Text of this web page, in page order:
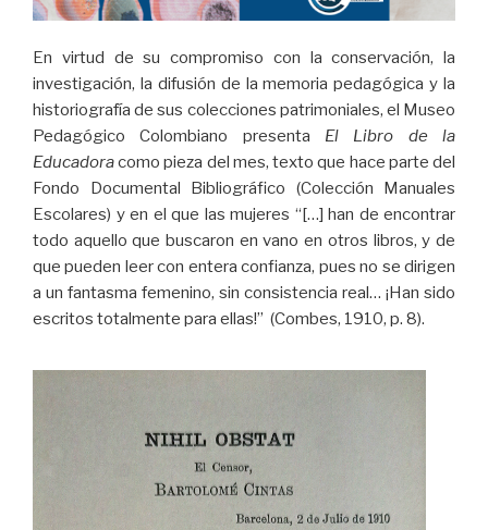
En virtud de su compromiso con la conservación, la
investigación, la difusión de la memoria pedagógica y la
historiografía de sus colecciones patrimoniales, el Museo
Pedagógico Colombiano presenta El Libro de la
Educadoracomo pieza del mes, texto que hace parte del
Fondo Documental Bibliográfico (Colección Manuales
Escolares) y en el que las mujeres “[…] han de encontrar
todo aquello que buscaron en vano en otros libros, y de
que pueden leer con entera confianza, pues no se dirigen
a un fantasma femenino, sin consistencia real… ¡Han sido
escritos totalmente para ellas!” (Combes, 1910, p. 8).